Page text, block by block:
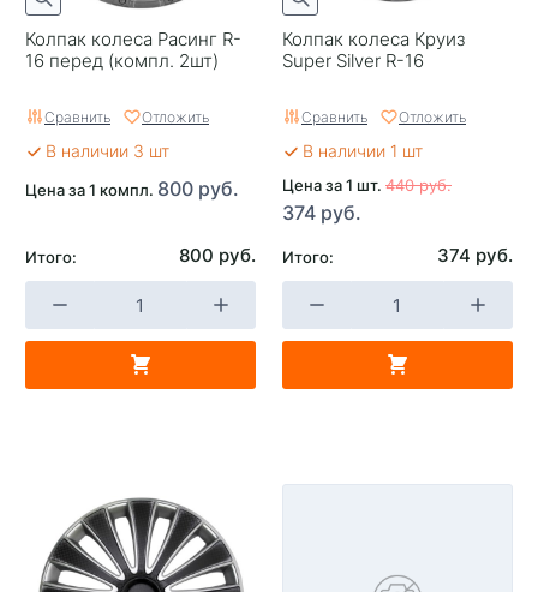
Колпак колеса Расинг R-
16 перед (компл. 2шт)
Сравнить Отложить
В наличии 3 шт
Цена за 1 компл. 800 руб.
Итого: 800 руб.
Колпак колеса Круиз
Super Silver R-16
Сравнить Отложить
В наличии 1 шт
Цена за 1 шт. 440 руб.
374 руб.
Итого: 374 руб.